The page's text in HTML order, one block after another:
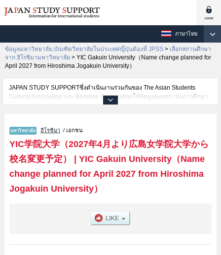
ภาษาไทย
ข้อมูลมหาวิทยาลัย,บัณฑิตวิทยาลัยในประเทศญี่ปุ่นต้องที่ JPSS > เลือกสถานศึกษา
จาก ฮิโรชิมามหาวิทยาลัย > YIC Gakuin University（Name change planned for
April 2027 from Hiroshima Jogakuin University）
JAPAN STUDY SUPPORTซึ่งดำเนินงานร่วมกันของ The Asian Students
Cultural Association และ Benesse Corporationให้ข้อมูลของสถาบันการศึกษา
ระดับมหาวิทยาลัย・บัณฑิตวิทยาลัย・วิทยาลัยระดับอนุปริญญา・วิทยาลัย
April 2027 from Hiroshima Jogakuin University）,ข้อมูลจำเป็นสำหรับนักศึกษา
ต่างชาติเช่นข้อมูลของแต่ละคณะ,ข้อมูลการสอบคัดเลือกเข้าศึกษาเช่นจำนวนคน
ที่รับสมัครหรือจำนวนคนที่ผ่านการสอบคัดเลือกเป็นต้น,แนะนำสถานที่,การเดิน
ทางเป็นต้นไว้ด้วยดังนั้นขอเชิญใช้บริการค้นหาข้อมูลตามอัธยาศัย
ฮิโรชิมา / เอกชน
YIC学院大学（2027年4月より広島女学院大学から
校名変更予定）
YIC Gakuin University（Name
change planned for April 2027 from Hiroshima
Jogakuin University）